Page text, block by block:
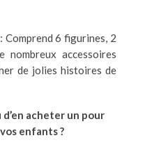
Comprend 6 figurines, 2
accessoires
de jolies histoires de
acheter un pour
enfants ?